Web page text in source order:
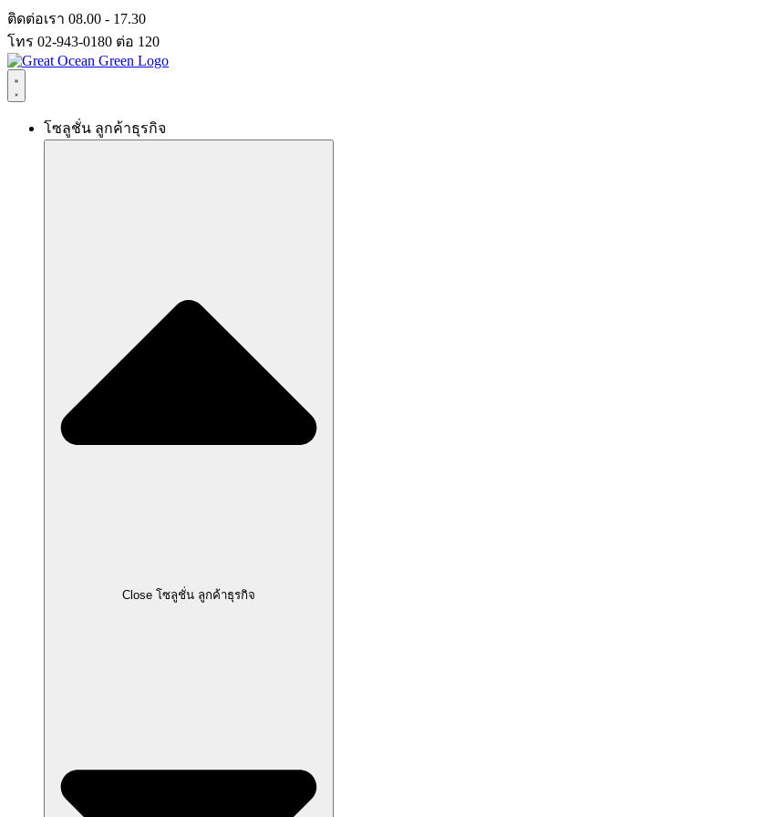
Skip
to
content
ติดต่อเรา 08.00 - 17.30
โทร 02-943-0180 ต่อ 120
โซลูชั่น ลูกค้าธุรกิจ
Close โซลูชั่น ลูกค้าธุรกิจ